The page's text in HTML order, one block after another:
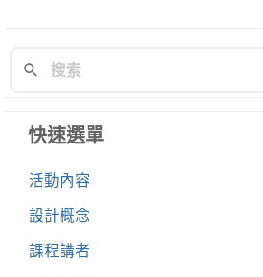
快速選單
活動內容
設計概念
課程講者